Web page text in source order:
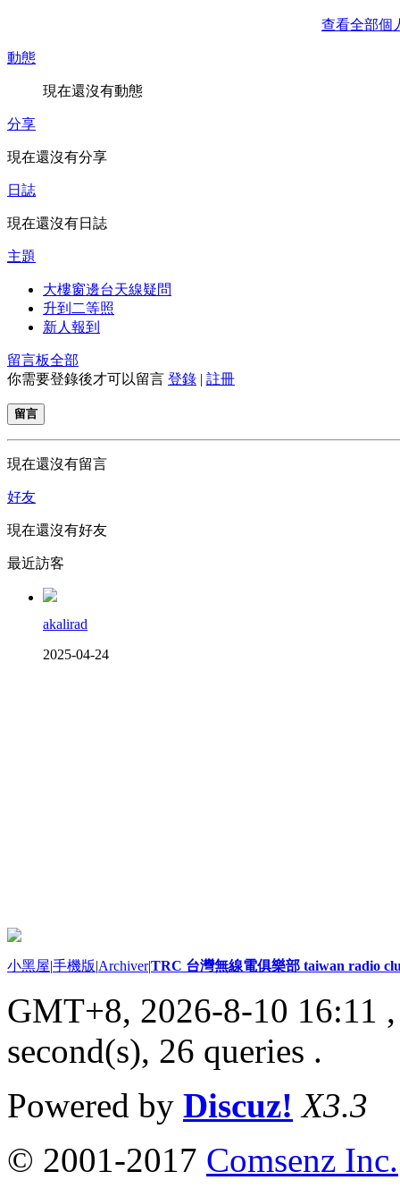
查看全部個
動態
現在還沒有動態
分享
現在還沒有分享
日誌
現在還沒有日誌
主題
大樓窗邊台天線疑問
升到二等照
新人報到
留言板全部
你需要登錄後才可以留言 登錄 | 註冊
留言
現在還沒有留言
好友
現在還沒有好友
最近訪客
akalirad
2025-04-24
小黑屋|手機版|Archiver|TRC 台灣無線電俱樂部 taiwan radio
GMT+8, 2026-8-10 16:11
second(s), 26 queries .
Powered by Discuz! X3.3
© 2001-2017 Comsenz Inc.